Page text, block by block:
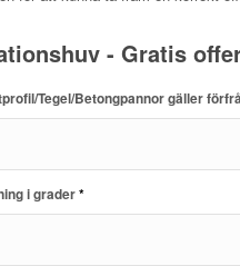
- Gratis
Tegel/Betongpannor gäller
i grader*